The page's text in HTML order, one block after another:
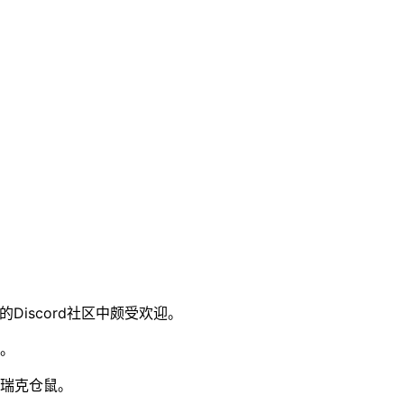
Discord社区中颇受欢迎。
仓鼠。